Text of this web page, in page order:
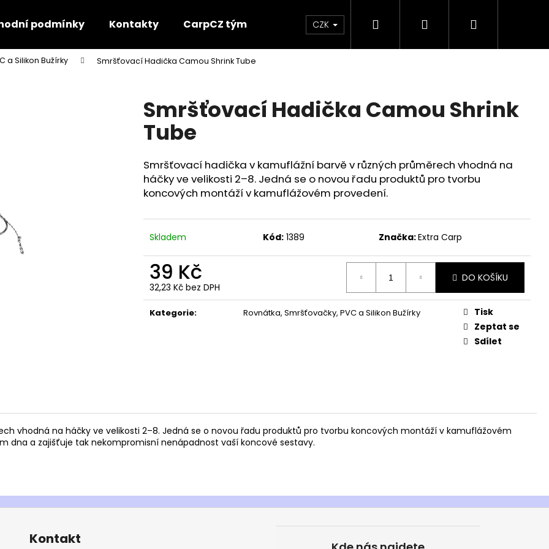
podmínky Kontakty CarpCZ tým Velkoobchod
CZK Hledat PřihlášeníNákupní
a Silikon Bužírky Smršťovací Hadička Camou Shrink Tube
Smršťovací Hadička Camou Shrink
Tube
Smršťovací hadička v kamuflážní barvě v různých průměrech vhodná na
háčky ve velikosti 2–8. Jedná se o novou řadu produktů pro tvorbu
koncových montáží v kamuflážovém provedení.
Skladem Kód: 1389 Značka:Extra Carp
39 Kč
32,23 Kč bez DPH
Měrná
cena:
DO KOŠÍKU
Kategorie: Rovnátka, Smršťovačky, PVC a Silikon Bužírky
Tisk
Zeptat se
Sdílet
vhodná na háčky ve velikosti 2–8. Jedná se o novou řadu produktů pro tvorbu koncových montáží v kamuflážovém
dna a zajišťuje tak nekompromisní nenápadnost vaší koncové sestavy.
Co potřebujete najít?
HLEDAT
Kontakt